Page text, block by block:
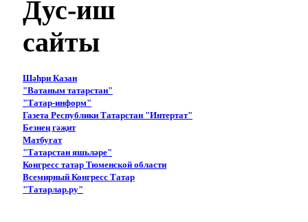
Дус-иш
сайты
Шәһри Казан
"Ватаным татарстан"
"Татар-информ"
Газета Республики Татарстан "Интертат"
Безнең гәҗит
Матбугат
"Татарстан яшьләре"
Конгресс татар Тюменской области
Всемирный Конгресс Татар
"Татарлар.ру"